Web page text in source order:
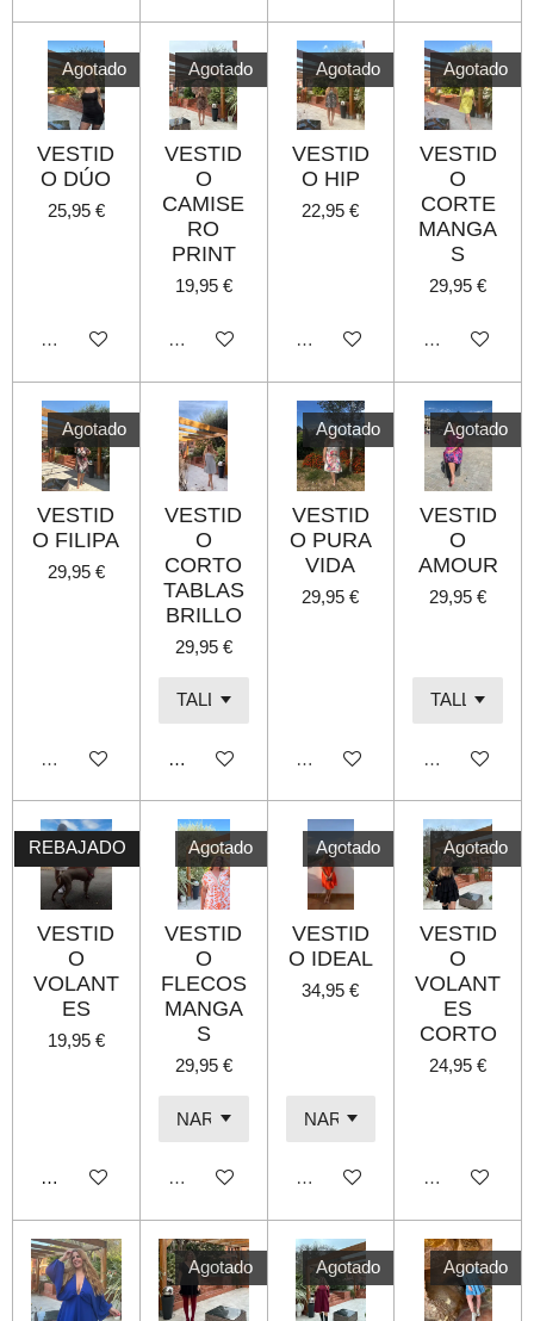
Agotado
VESTID
O DÚO
25,95 €
Agotado
Agotado
VESTID
O
CAMISE
RO
PRINT
19,95 €
Agotado
Agotado
VESTID
O HIP
22,95 €
Agotado
Agotado
VESTID
O
CORTE
MANGA
S
29,95 €
Agotado
Agotado
VESTID
O FILIPA
29,95 €
Agotado
VESTID
O
CORTO
TABLAS
BRILLO
29,95 €
Añadir al carrito
Agotado
VESTID
O PURA
VIDA
29,95 €
Agotado
Agotado
VESTID
O
AMOUR
29,95 €
Agotado
REBAJADO
VESTID
O
VOLANT
ES
19,95 €
Añadir al carrito
Agotado
VESTID
O
FLECOS
MANGA
S
29,95 €
Agotado
Agotado
VESTID
O IDEAL
34,95 €
Agotado
Agotado
VESTID
O
VOLANT
ES
CORTO
24,95 €
Agotado
Agotado Agotado Agotado